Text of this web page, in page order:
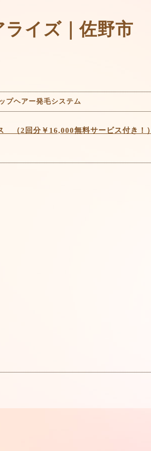
イズ｜佐野市
プヘアー発毛システム
（2回分￥16,000無料サービス付き！）